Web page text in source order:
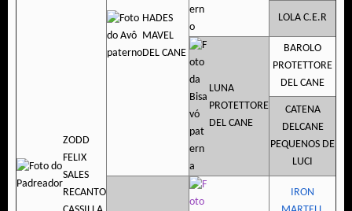
ZODD
FELIX
SALES
RECANTO
HADES
MAVEL
DEL CANE
LOLA C.E.R
LUNA
PROTETTORE
DEL CANE
BAROLO
PROTETTORE
DEL CANE
CATENA
DELCANE
PEQUENOS DE
LUCI
IRON